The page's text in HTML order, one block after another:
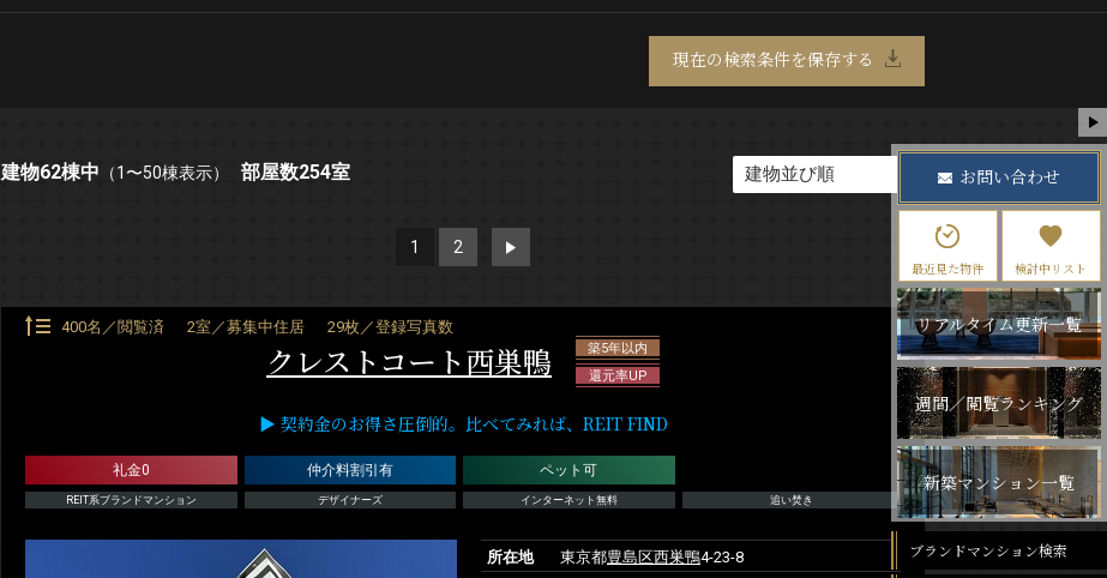
現在の検索条件を保存する
建物62棟中 （1〜50棟表示） 部屋数254室
1 2
400名／閲覧済 2室／募集中住居 29枚／登録写真数
クレストコート西巣鴨
築5年以内
還元率UP
▶ 契約金のお得さ圧倒的。比べてみれば、REIT FIND
礼金0 仲介料割引有 ペット可
REIT系ブランドマンション デザイナーズ インターネット無料 追い焚き
所在地 東京都豊島区西巣鴨4-23-8
お問い合わせ
最近見た物件 検討中リスト
リアルタイム更新一覧
週間／閲覧ランキング
新築マンション一覧
ブランドマンション検索